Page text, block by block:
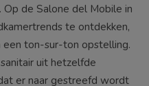
de Salone del Mobile in
te ontdekken,
een ton-sur-ton opstelling.
uit hetzelfde
er naar gestreefd wordt